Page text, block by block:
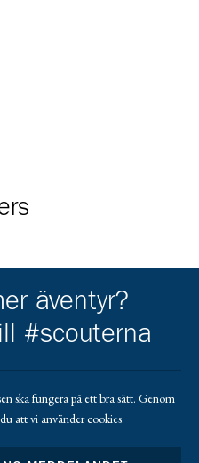
äventyr?
#scouterna
ska fungera på ett bra sätt. Genom
att vi använder cookies.